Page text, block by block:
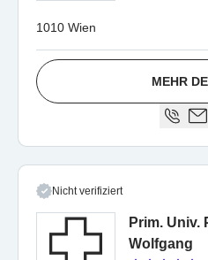
1010 Wien
MEHR
Nicht verifiziert
Prim. Univ.
Wolfgang